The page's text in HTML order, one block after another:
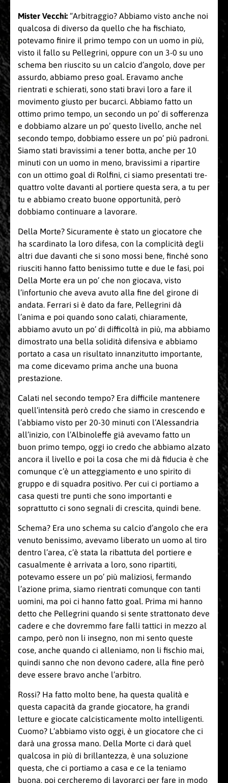
Mister Vecchi: “Arbitraggio? Abbiamo visto anche noi
qualcosa di diverso da quello che ha fischiato,
potevamo finire il primo tempo con un uomo in più,
visto il fallo su Pellegrini, oppure con un 3-0 su uno
schema ben riuscito su un calcio d’angolo, dove per
assurdo, abbiamo preso goal. Eravamo anche
rientrati e schierati, sono stati bravi loro a fare il
movimento giusto per bucarci. Abbiamo fatto un
ottimo primo tempo, un secondo un po’ di sofferenza
e dobbiamo alzare un po’ questo livello, anche nel
secondo tempo, dobbiamo essere un po’ più padroni.
Siamo stati bravissimi a tener botta, anche per 10
minuti con un uomo in meno, bravissimi a ripartire
con un ottimo goal di Rolfini, ci siamo presentati tre-
quattro volte davanti al portiere questa sera, a tu per
tu e abbiamo creato buone opportunità, però
dobbiamo continuare a lavorare.
Della Morte? Sicuramente è stato un giocatore che
ha scardinato la loro difesa, con la complicità degli
altri due davanti che si sono mossi bene, finché sono
riusciti hanno fatto benissimo tutte e due le fasi, poi
Della Morte era un po’ che non giocava, visto
l’infortunio che aveva avuto alla fine del girone di
andata. Ferrari si è dato da fare, Pellegrini dà
l’anima e poi quando sono calati, chiaramente,
abbiamo avuto un po’ di difficoltà in più, ma abbiamo
dimostrato una bella solidità difensiva e abbiamo
portato a casa un risultato innanzitutto importante,
ma come dicevamo prima anche una buona
prestazione.
Calati nel secondo tempo? Era difficile mantenere
quell’intensità però credo che siamo in crescendo e
l’abbiamo visto per 20-30 minuti con l’Alessandria
all’inizio, con l’Albinoleffe già avevamo fatto un
buon primo tempo, oggi io credo che abbiamo alzato
ancora il livello e poi la cosa che mi dà fiducia è che
comunque c’è un atteggiamento e uno spirito di
gruppo e di squadra positivo. Per cui ci portiamo a
casa questi tre punti che sono importanti e
soprattutto ci sono segnali di crescita, quindi bene.
Schema? Era uno schema su calcio d’angolo che era
venuto benissimo, avevamo liberato un uomo al tiro
dentro l’area, c’è stata la ribattuta del portiere e
casualmente è arrivata a loro, sono ripartiti,
potevamo essere un po’ più maliziosi, fermando
l’azione prima, siamo rientrati comunque con tanti
uomini, ma poi ci hanno fatto goal. Prima mi hanno
detto che Pellegrini quando si sente strattonato deve
cadere e che dovremmo fare falli tattici in mezzo al
campo, però non li insegno, non mi sento queste
cose, anche quando ci alleniamo, non li fischio mai,
quindi sanno che non devono cadere, alla fine però
deve essere bravo anche l’arbitro.
Rossi? Ha fatto molto bene, ha questa qualità e
questa capacità da grande giocatore, ha grandi
letture e giocate calcisticamente molto intelligenti.
Cuomo? L’abbiamo visto oggi, è un giocatore che ci
darà una grossa mano. Della Morte ci darà quel
qualcosa in più di brillantezza, è una soluzione
questa, che ci portiamo a casa e ce la teniamo
buona, poi cercheremo di lavorarci per fare in modo